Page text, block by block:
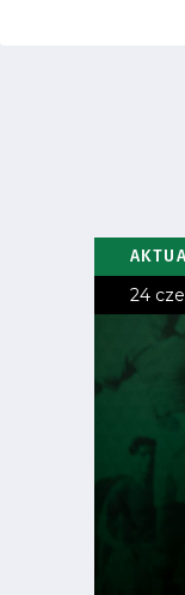
Tabela
Kontakt
24